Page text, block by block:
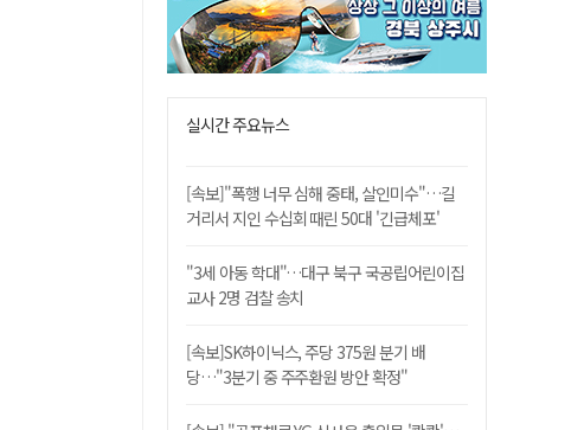
실시간 주요뉴스
[속보]"폭행 너무 심해 중태, 살인미수"…길
거리서 지인 수십회 때린 50대 '긴급체포'
"3세 아동 학대"…대구 북구 국공립어린이집
교사 2명 검찰 송치
[속보]SK하이닉스, 주당 375원 분기 배
당…"3분기 중 주주환원 방안 확정"